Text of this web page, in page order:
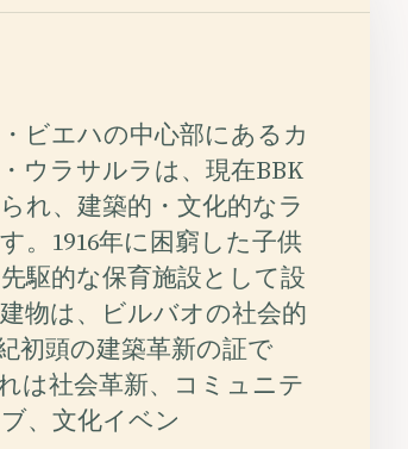
ビエハの中心部にあるカ
ウラサルラは、現在BBK
れ、建築的・文化的なラ
。1916年に困窮した子供
駆的な保育施設として設
物は、ビルバオの社会的
初頭の建築革新の証で
は社会革新、コミュニテ
、文化イベン